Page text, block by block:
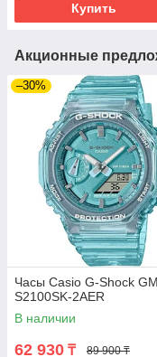
Купить
Акционные
–30%
Часы Casio G-Shock
S2100SK-2AER
В наличии
62 930 ₸ 89 900 ₸